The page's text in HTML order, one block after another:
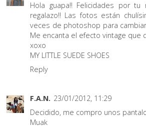
Hola guapa!! Felicidades por tu
regalazo!! Las fotos están
veces de photoshop para
Me encanta el efecto vintage que
xoxo
MY LITTLE SUEDE SHOES
Reply
F.A.N. 23/01/2012, 11:29
Decidido, me compro unos
Muak